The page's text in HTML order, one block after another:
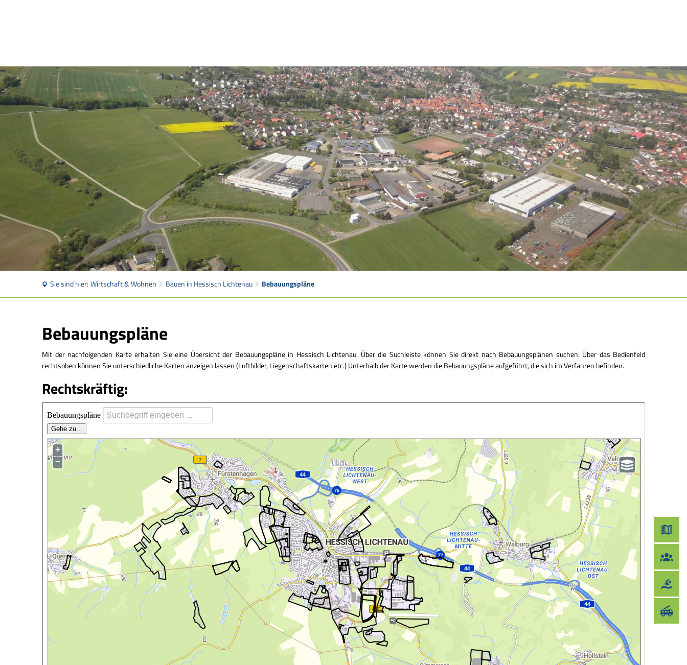
Sie sind hier: Wirtschaft & Wohnen Bauen in Hessisch Lichtenau Bebauungspläne
Bebauungspläne
Bebauungspläne
Mit der nachfolgenden Karte erhalten Sie eine Übersicht der Bebauungspläne in Hessisch Lichtenau. Über die Suchleiste können Sie direkt nach Bebauungsplänen suchen. Über das Bedienfeld
rechtsoben können Sie unterschiedliche Karten anzeigen lassen (Luftbilder, Liegenschaftskarten etc.) Unterhalb der Karte werden die Bebauungspläne aufgeführt, die sich im Verfahren befinden.
Rechtskräftig: